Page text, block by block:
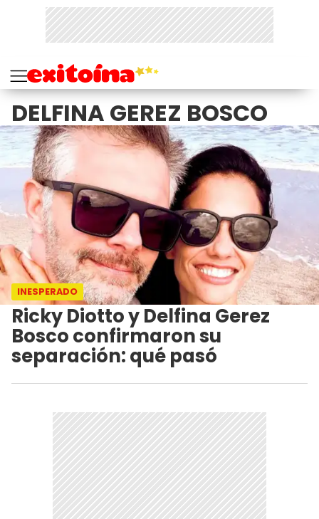
DELFINA GEREZ BOSCO
INESPERADO
Ricky Diotto y Delfina Gerez
Bosco confirmaron su
separación: qué pasó